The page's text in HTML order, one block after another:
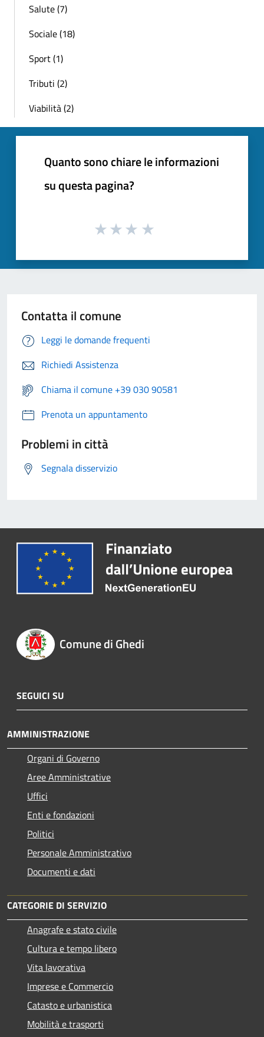
Salute (7)
Sociale (18)
Sport (1)
Tributi (2)
Viabilità (2)
Quanto sono chiare le informazioni
su questa pagina?
Contatta il comune
Leggi le domande frequenti
Richiedi Assistenza
Chiama il comune +39 030 90581
Prenota un appuntamento
Problemi in città
Segnala disservizio
Comune di Ghedi
SEGUICI SU
AMMINISTRAZIONE
Organi di Governo
Aree Amministrative
Uffici
Enti e fondazioni
Politici
Personale Amministrativo
Documenti e dati
CATEGORIE DI SERVIZIO
Anagrafe e stato civile
Cultura e tempo libero
Vita lavorativa
Imprese e Commercio
Catasto e urbanistica
Mobilità e trasporti